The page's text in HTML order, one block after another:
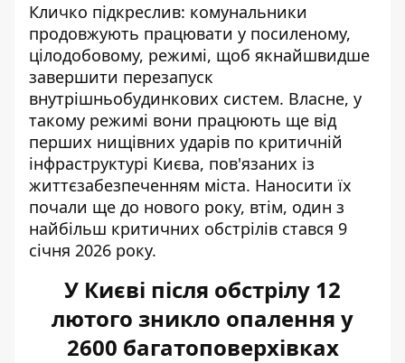
Кличко підкреслив: комунальники
продовжують працювати у посиленому,
цілодобовому, режимі, щоб якнайшвидше
завершити перезапуск
внутрішньобудинкових систем. Власне, у
такому режимі вони працюють ще від
перших нищівних ударів по критичній
інфраструктурі Києва, пов'язаних із
життєзабезпеченням міста. Наносити їх
почали ще до нового року, втім, один з
найбільш критичних обстрілів стався 9
січня 2026 року.
У Києві після обстрілу 12
лютого зникло опалення у
2600 багатоповерхівках